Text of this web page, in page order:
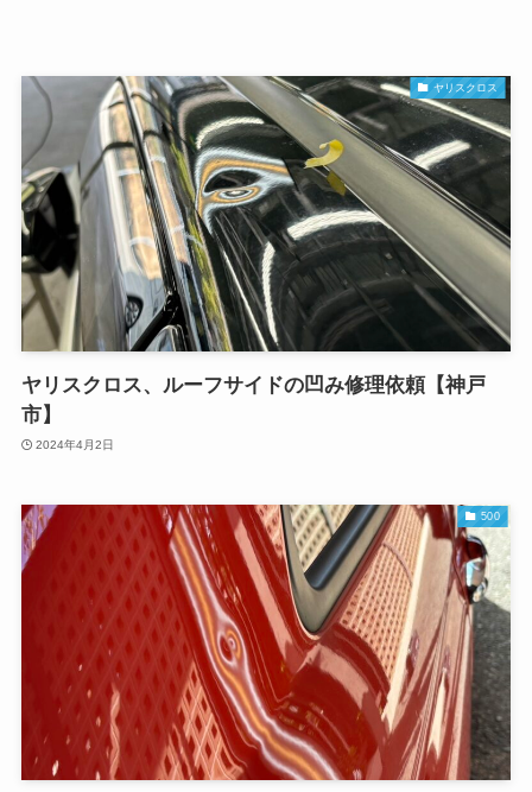
ヤリスクロス
ヤリスクロス、ルーフサイドの凹み修理依頼【神戸
市】
2024年4月2日
500